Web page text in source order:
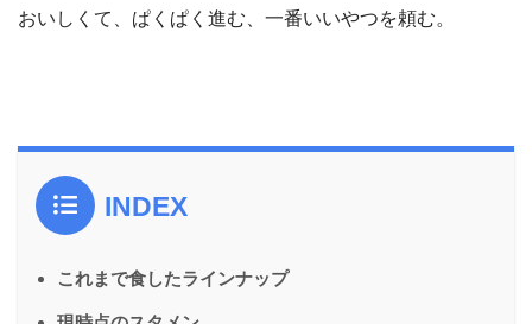
おいしくて、ぱくぱく進む、一番いいやつを頼む。
INDEX
これまで食したラインナップ